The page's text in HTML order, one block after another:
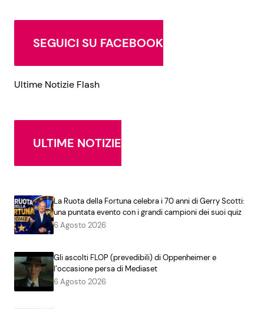
SEGUICI SU FACEBOOK
Ultime Notizie Flash
ULTIME NOTIZIE
La Ruota della Fortuna celebra i 70 anni di Gerry Scotti:
una puntata evento con i grandi campioni dei suoi quiz
6 Agosto 2026
Gli ascolti FLOP (prevedibili) di Oppenheimer e
l’occasione persa di Mediaset
6 Agosto 2026